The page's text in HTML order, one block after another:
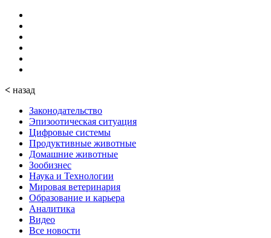
< назад
Законодательство
Эпизоотическая ситуация
Цифровые системы
Продуктивные животные
Домашние животные
Зообизнес
Наука и Технологии
Мировая ветеринария
Образование и карьера
Аналитика
Видео
Все новости